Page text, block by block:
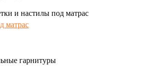
и настилы под матрас
матрас
гарнитуры